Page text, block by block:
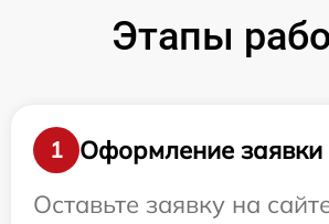
Этапы
1
Оформление заявки
Оставьте заявку на